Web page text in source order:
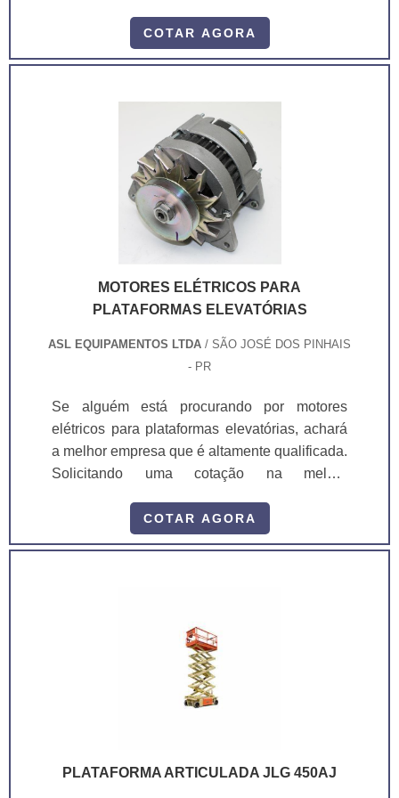
equipamento tem capacidades de carga que
variam de 1.000 kg à 6.000kg, limitando-se ao
existe há muitas décadas e vem ganhando
cada vez mais espaço em pequenas
operações logísticas, se tornando um item
obrigatório nas docas de carga e
descarga.Ben.
COTAR AGORA
MOTORES ELÉTRICOS PARA
PLATAFORMAS ELEVATÓRIAS
ASL EQUIPAMENTOS LTDA / SÃO JOSÉ DOS PINHAIS
- PR
Se alguém está procurando por motores
elétricos para plataformas elevatórias, achará
a melhor empresa que é altamente qualificada.
Solicitando uma cotação na melhor
referência em qualidade. Quando o assunto é
motores elétricos para plataformas elevatórias,
PLATAFORMAS ELEVATÓRIAS Há muitas
maneiras eficientes de demonstrar
competência e excelência em sua área de
atuação. A ASL Equipamentos centraliza sua
COTAR AGORA
PLATAFORMA ARTICULADA JLG 450AJ